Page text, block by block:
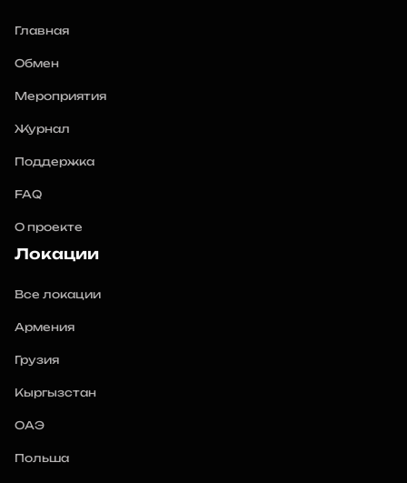
Главная
Обмен
Мероприятия
Журнал
Поддержка
FAQ
О проекте
Локации
Все локации
Армения
Грузия
Кыргызстан
ОАЭ
Польша